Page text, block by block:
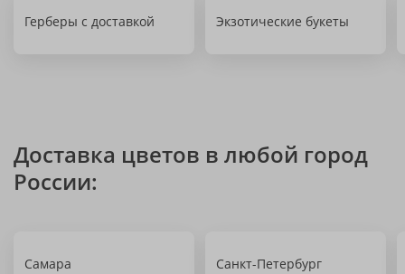
Герберы с доставкой Экзотические букеты
Доставка цветов в любой город
России:
Самара Санкт-Петербург